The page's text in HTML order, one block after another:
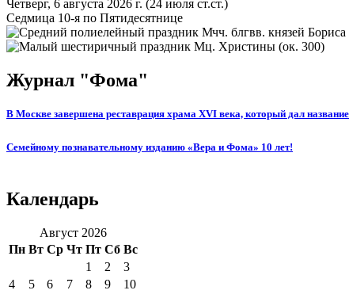
Четверг, 6 августа 2026 г. (24 июля ст.ст.)
Седмица 10-я по Пятидесятнице
Мчч. блгвв. князей
Мц. Христины (ок. 300)
Журнал "Фома"
В Москве завершена реставрация храма XVI века, который дал
Семейному познавательному изданию «Вера и Фома» 10 лет!
Календарь
Август 2026
Пн Вт Ср Чт Пт Сб Вс
1
2
3
4
5 6 7 8 9
10